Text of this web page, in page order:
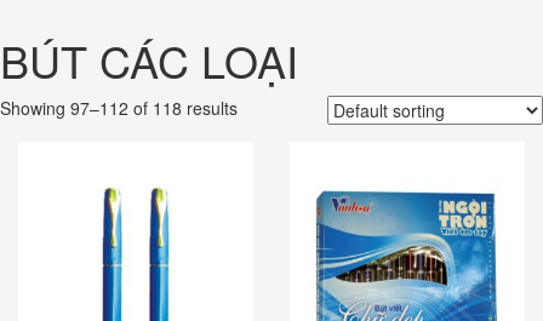
phần
nội
dung
BÚT CÁC LOẠI
Showing 97–112 of 118 results